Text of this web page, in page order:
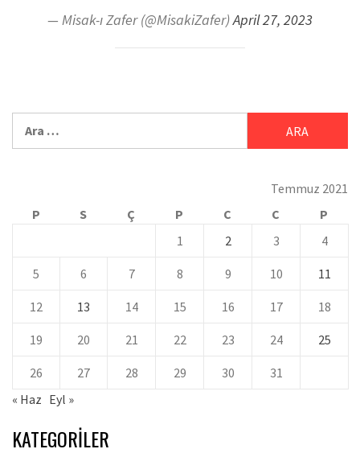
— Misak-ı Zafer (@MisakiZafer)April 27, 2023
Temmuz 2021
P
S Ç P C C
P
1
2 3 4
5 6 7 8 9 10 11
12 13 14 15 16 17 18
19 20 21 22 23 24 25
26 27 28 29 30
31
« Haz Eyl »
KATEGORILER